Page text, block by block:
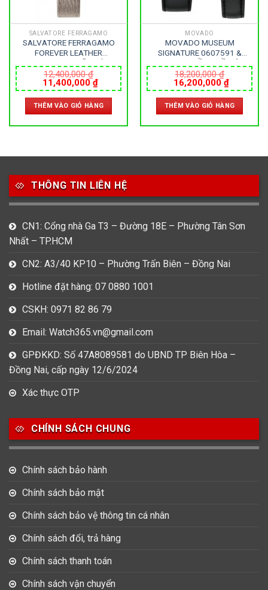
SALVATORE FERRAGAMO
SALVATORE FERRAGAMO
FOREVER LEATHER
SAPPHIRE – DÂY DA – PIN –
SIZE 28MM – MÁY ITALIA
12,400,000₫
Giá
gốc
là:
12,400,000 ₫.
11,400,000₫Giá
hiện
tại
là:
11,400,000 ₫.
THÊM VÀO GIỎ HÀNG
MOVADO
MOVADO MUSEUM
SIGNATURE 0607591 &
KÍNH SAPPHIRE – DÂY DA –
PIN – SIZE 40&28 MM – MÁY
THỤY SỸ
18,200,000₫
Giá
gốc
là:
18,200,000 ₫.
16,200,000₫Giá
hiện
tại
là:
THÊM VÀO GIỎ HÀNG
THÔNG TIN LIÊN HỆ
CN1: Cổng nhà Ga T3 – Đường 18E – Phường Tân Sơn
Nhất – TP.HCM
CN2: A3/40 KP10 – Phường Trấn Biên – Đồng Nai
Hotline đặt hàng: 07 0880 1001
CSKH: 0971 82 86 79
Email: Watch365.vn@gmail.com
GPĐKKD: Số 47A8089581 do UBND TP Biên Hòa –
Đồng Nai, cấp ngày 12/6/2024
Xác thực OTP
CHÍNH SÁCH CHUNG
Chính sách bảo hành
Chính sách bảo mật
Chính sách bảo vệ thông tin cá nhân
Chính sách đổi, trả hàng
Chính sách thanh toán
Chính sách vận chuyển